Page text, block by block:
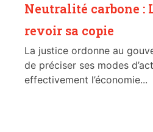
Neutralité carbone :
revoir sa copie
La justice ordonne au
de préciser ses modes
effectivement l’économie...